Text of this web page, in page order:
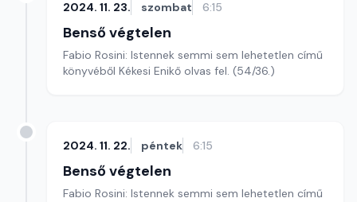
2024. 11. 23. szombat 6:15
Benső végtelen
Fabio Rosini: Istennek semmi sem lehetetlen című
könyvéből Kékesi Enikő olvas fel. (54/36.)
2024. 11. 22. péntek 6:15
Benső végtelen
Fabio Rosini: Istennek semmi sem lehetetlen című